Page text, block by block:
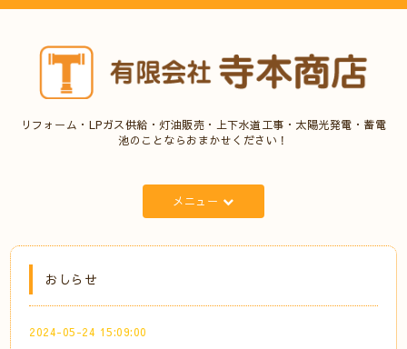
リフォーム・LPガス供給・灯油販売・上下水道工事・太陽光発電・蓄電
池のことならおまかせください！
メニュー
おしらせ
2024-05-24 15:09:00